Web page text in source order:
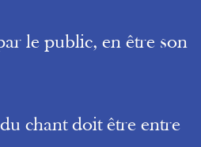
le public, en être son
chant doit être entre